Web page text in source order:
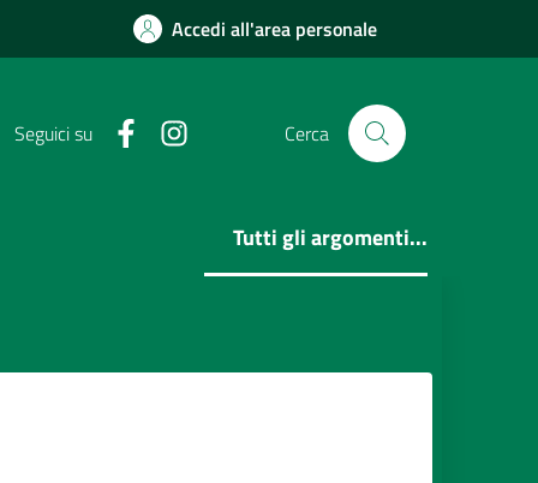
Accedi all'area personale
Seguici su FacebookInstagram Cerca
Tutti gli argomenti...